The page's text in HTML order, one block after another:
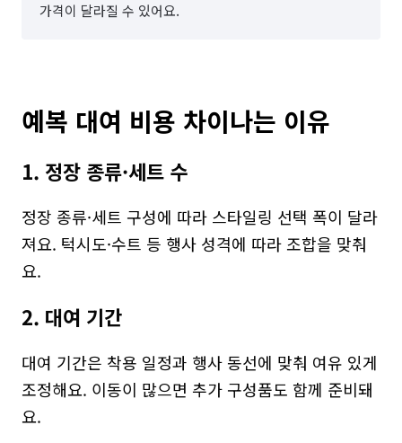
가격이 달라질 수 있어요.
예복 대여 비용 차이나는 이유
1. 정장 종류·세트 수
정장 종류·세트 구성에 따라 스타일링 선택 폭이 달라
져요. 턱시도·수트 등 행사 성격에 따라 조합을 맞춰
요.
2. 대여 기간
대여 기간은 착용 일정과 행사 동선에 맞춰 여유 있게
조정해요. 이동이 많으면 추가 구성품도 함께 준비돼
요.